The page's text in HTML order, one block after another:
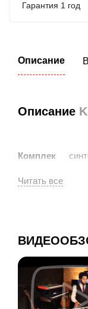
Гарантия 1 год
Описание
Описание
Комплек
Гаранти
PC3K8
KURZWEIL